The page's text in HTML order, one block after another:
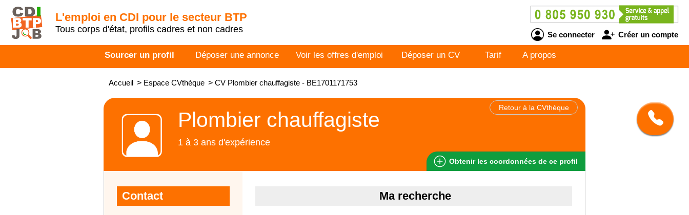
L'emploi en CDI pour le secteur BTP
Tous corps d'état, profils cadres et non cadres
Se connecter Créer un compte
Sourcer un profil Déposer une annonce Voir les offres d'emploi Déposer un CV Tarif A propos
Accueil > Espace CVthèque > CV Plombier chauffagiste - BE1701171753
Retour à la CVthèque
Plombier chauffagiste
1 à 3 ans d'expérience
Obtenir les coordonnées de ce profil
Contact Ma recherche